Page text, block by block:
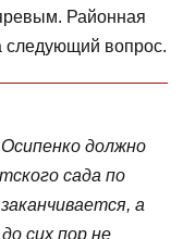
Районная
следующий вопрос.
должно
сада по
а
сих пор не